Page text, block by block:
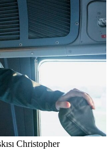
Christopher